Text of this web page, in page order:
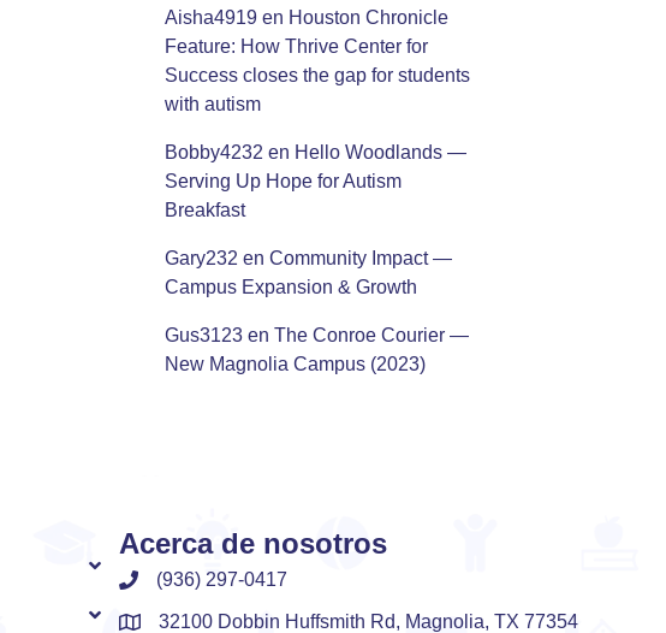
Aisha4919 en Houston Chronicle
Feature: How Thrive Center for
Success closes the gap for students
with autism
Bobby4232 en Hello Woodlands —
Serving Up Hope for Autism
Breakfast
Gary232 en Community Impact —
Campus Expansion & Growth
Gus3123 en The Conroe Courier —
New Magnolia Campus (2023)
Acerca de nosotros
(936) 297-0417
32100 Dobbin Huffsmith Rd, Magnolia, TX 77354